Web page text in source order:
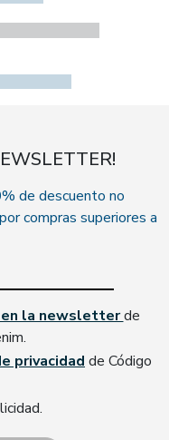
de descuento no
compras superiores a
la newsletterde
privacidadde Código